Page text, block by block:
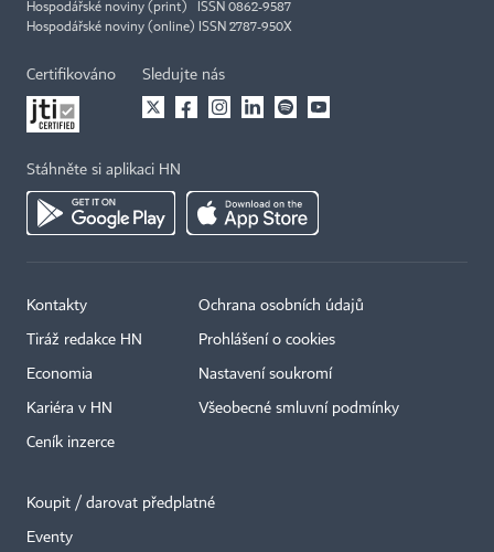
Hospodářské noviny (print) ISSN 0862-9587
Hospodářské noviny (online) ISSN 2787-950X
Certifikováno Sledujte nás
Stáhněte si aplikaci HN
Kontakty
Tiráž redakce HN
Economia
Kariéra v HN
Ceník inzerce
Ochrana osobních údajů
Prohlášení o cookies
Nastavení soukromí
Všeobecné smluvní podmínky
Koupit / darovat předplatné
Eventy